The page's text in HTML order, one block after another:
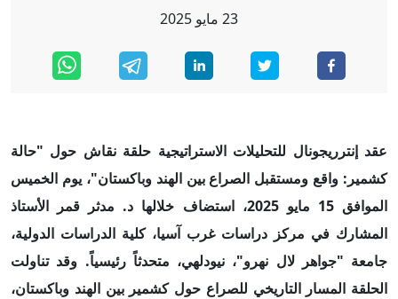
23 مايو 2025
عقد إنترريجونال للتحليلات الاستراتيجية حلقة نقاش حول "حالة
كشمير: واقع ومستقبل الصراع بين الهند وباكستان"، يوم الخميس
الموافق 15 مايو 2025، استضاف خلالها د. مدثر قمر الأستاذ
المشارك في مركز دراسات غرب آسيا، كلية الدراسات الدولية،
جامعة "جواهر لال نهرو"، نيودلهي، متحدثاً رئيسياً. وقد تناولت
الحلقة المسار التاريخي للصراع حول كشمير بين الهند وباكستان،